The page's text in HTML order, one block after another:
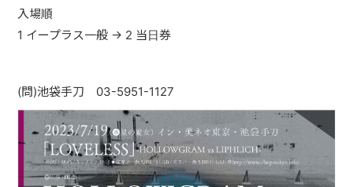
入場順
1 イープラス一般 → 2 当日券
(問)池袋手刀 03-5951-1127